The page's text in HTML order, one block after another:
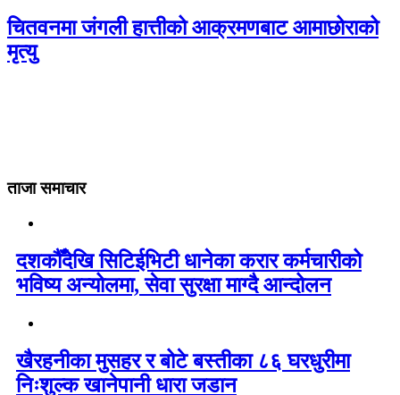
चितवनमा जंगली हात्तीको आक्रमणबाट आमाछोराको
मृत्यु
ताजा समाचार
दशकौँदेखि सिटिईभिटी धानेका करार कर्मचारीको
भविष्य अन्योलमा, सेवा सुरक्षा माग्दै आन्दोलन
खैरहनीका मुसहर र बोटे बस्तीका ८६ घरधुरीमा
निःशुल्क खानेपानी धारा जडान